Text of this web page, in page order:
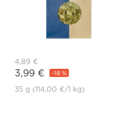
4,89 €
3,99 € -18 %
35 g (114,00 €/1 kg)